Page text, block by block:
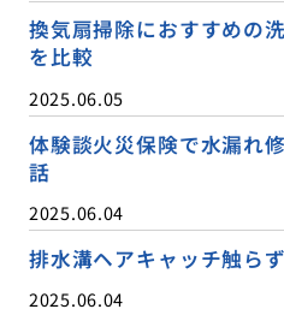
換気扇掃除におすすめの
を比較
2025.06.05
体験談火災保険で水漏れ
話
2025.06.04
排水溝ヘアキャッチ触ら
2025.06.04